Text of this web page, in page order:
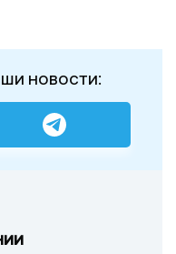
новости: